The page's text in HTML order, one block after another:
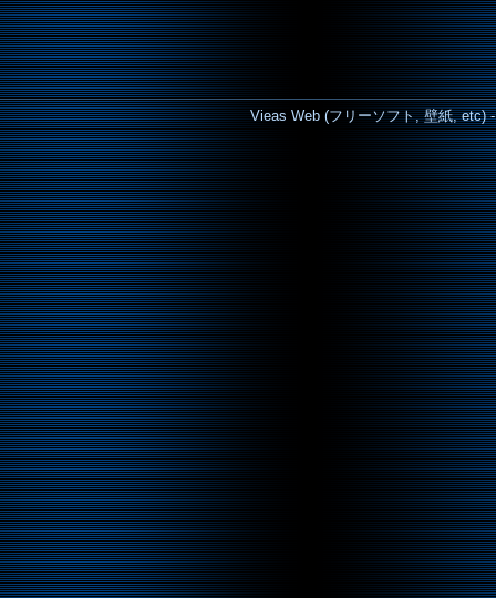
Vieas Web (フリーソフト, 壁紙, etc)